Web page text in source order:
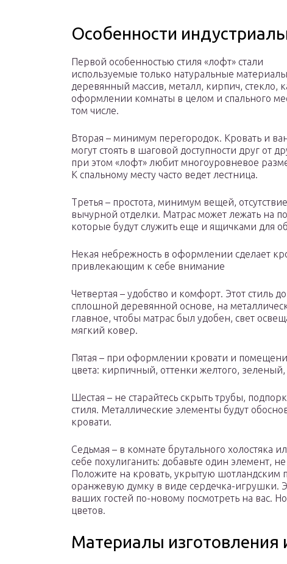
Особенности
Первой особенностью стиля «лофт» стали
используемые только натуральные
деревянный массив, металл, кирпич, стекло,
оформлении комнаты в целом и спального
том числе.
Вторая – минимум перегородок. Кровать и
могут стоять в шаговой доступности друг от
при этом «лофт» любит многоуровневое
К спальному месту часто ведет лестница.
Третья – простота, минимум вещей, отсутствие
вычурной отделки. Матрас может лежать на
которые будут служить еще и ящичками для
Некая небрежность в оформлении сделает
привлекающим к себе внимание
Четвертая – удобство и комфорт. Этот стиль
сплошной деревянной основе, на
главное, чтобы матрас был удобен, свет
мягкий ковер.
Пятая – при оформлении кровати и
цвета: кирпичный, оттенки желтого,
Шестая – не старайтесь скрыть трубы,
стиля. Металлические элементы будут
кровати.
Седьмая – в комнате брутального холостяка
себе похулиганить: добавьте один элемент,
Положите на кровать, укрытую шотландским
оранжевую думку в виде сердечка-игрушки.
ваших гостей по-новому посмотреть на вас.
цветов.
Материалы изготовления